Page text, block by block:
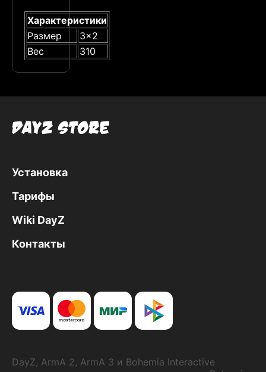
Характеристики
Размер
3x2
Вес
310
Установка
Тарифы
Wiki DayZ
Контакты
DayZ, ArmA 2, ArmA 3 и Bohemia Interactive